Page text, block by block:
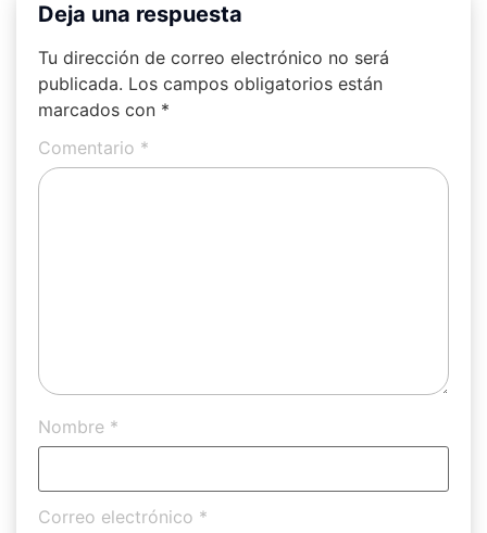
Deja una respuesta
Tu dirección de correo electrónico no será
publicada. Los campos obligatorios están
marcados con *
Comentario *
Nombre *
Correo electrónico *